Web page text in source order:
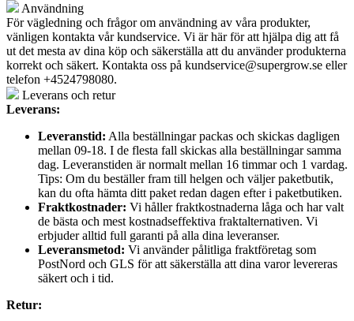
Användning
För vägledning och frågor om användning av våra produkter,
vänligen kontakta vår kundservice. Vi är här för att hjälpa dig att få
ut det mesta av dina köp och säkerställa att du använder produkterna
korrekt och säkert. Kontakta oss på kundservice@supergrow.se eller
telefon +4524798080.
Leverans och retur
Leverans:
Leveranstid: Alla beställningar packas och skickas dagligen
mellan 09-18. I de flesta fall skickas alla beställningar samma
dag. Leveranstiden är normalt mellan 16 timmar och 1 vardag.
Tips: Om du beställer fram till helgen och väljer paketbutik,
kan du ofta hämta ditt paket redan dagen efter i paketbutiken.
Fraktkostnader: Vi håller fraktkostnaderna låga och har valt
de bästa och mest kostnadseffektiva fraktalternativen. Vi
erbjuder alltid full garanti på alla dina leveranser.
Leveransmetod: Vi använder pålitliga fraktföretag som
PostNord och GLS för att säkerställa att dina varor levereras
säkert och i tid.
Retur: